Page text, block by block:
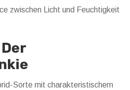
zwischen Licht und Feuchtigkeit
Sorte mit charakteristischem